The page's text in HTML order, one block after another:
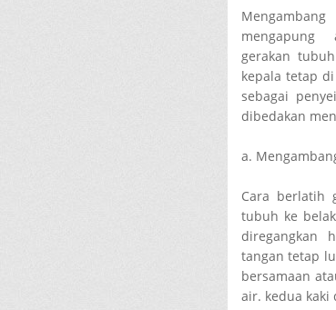
mengapung
gerakan
kepala tetap
sebagai
dibedakan
a.
Cara berlatih
tubuh ke
diregangkan
tangan tetap
bersamaan
air. kedua kaki